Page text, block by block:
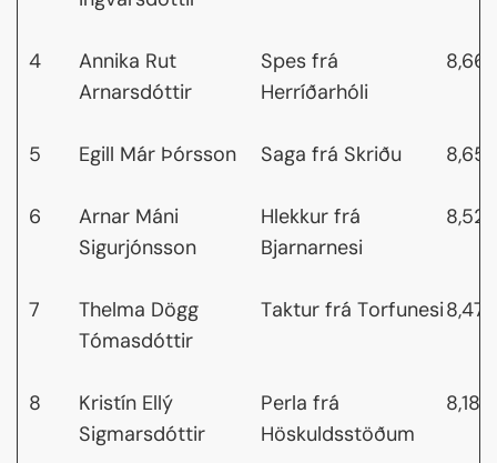
4
Annika Rut
Arnarsdóttir
Spes frá
Herríðarhóli
8,66
5 Egill Már Þórsson Saga frá Skriðu 8,65
6
Arnar Máni
Sigurjónsson
Hlekkur frá
Bjarnarnesi
8,52
7
Thelma Dögg
Tómasdóttir
Taktur frá Torfunesi8,47
8
Kristín Ellý
Sigmarsdóttir
Perla frá
Höskuldsstöðum
8,18